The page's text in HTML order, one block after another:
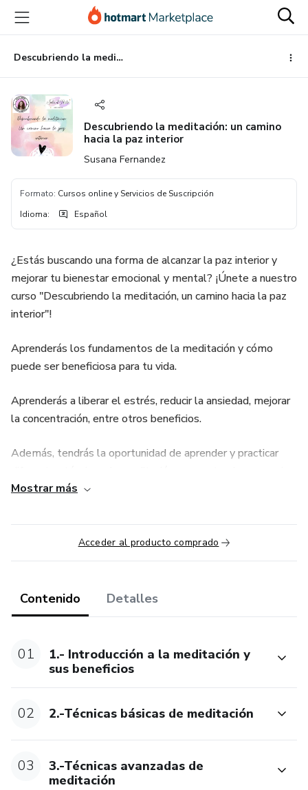
principal
página
de
página
Descubriendo la meditación: un camino hacia la paz interior
Descubriendo la meditación: un camino
hacia la paz interior
Susana Fernandez
Formato: Cursos online y Servicios de Suscripción
Idioma: Español
¿Estás buscando una forma de alcanzar la paz interior y
mejorar tu bienestar emocional y mental? ¡Únete a nuestro
curso "Descubriendo la meditación, un camino hacia la paz
interior"!
Aprenderás los fundamentos de la meditación y cómo
puede ser beneficiosa para tu vida.
Aprenderás a liberar el estrés, reducir la ansiedad, mejorar
la concentración, entre otros beneficios.
Además, tendrás la oportunidad de aprender y practicar
se adapte a tus necesidades.
¡Inscríbete hoy mismo y descubre los beneficios de la
meditación en tu vida!
Mostrar más
Acceder al producto comprado
Contenido Detalles
01
1.- Introducción a la meditación y
sus beneficios
02 2.-Técnicas básicas de meditación
03
3.-Técnicas avanzadas de
meditación